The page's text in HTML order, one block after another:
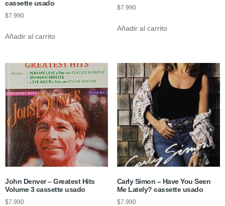
cassette usado
$7.990
Añadir al carrito
$7.990
Añadir al carrito
John Denver – Greatest Hits
Volume 3 cassette usado
$7.990
Carly Simon – Have You Seen
Me Lately? cassette usado
$7.990